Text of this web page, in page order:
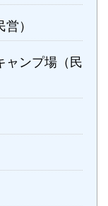
）
ンプ場（民